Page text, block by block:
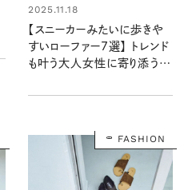
2025.11.18
【スニーカーみたいに歩きや
すいローファー7選】 トレンド
も叶う大人女性に寄り添う一
FASHION